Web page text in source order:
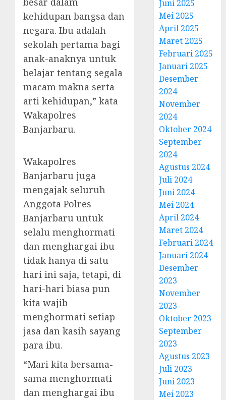
kehidupan bangsa dan
negara. Ibu adalah
sekolah pertama bagi
anak-anaknya untuk
belajar tentang segala
macam makna serta
arti kehidupan,” kata
Wakapolres
Banjarbaru.
Wakapolres
Banjarbaru juga
mengajak seluruh
Anggota Polres
Banjarbaru untuk
selalu menghormati
dan menghargai ibu
tidak hanya di satu
hari ini saja, tetapi, di
hari-hari biasa pun
kita wajib
menghormati setiap
jasa dan kasih sayang
para ibu.
“Mari kita bersama-
sama menghormati
dan menghargai ibu
Juni 2025
Mei 2025
April 2025
Maret 2025
Februari 2025
Januari 2025
Desember
2024
November
2024
Oktober 2024
September
2024
Agustus 2024
Juli 2024
Juni 2024
Mei 2024
April 2024
Maret 2024
Februari 2024
Januari 2024
Desember
2023
November
2023
Oktober 2023
September
2023
Agustus 2023
Juli 2023
Juni 2023
Mei 2023